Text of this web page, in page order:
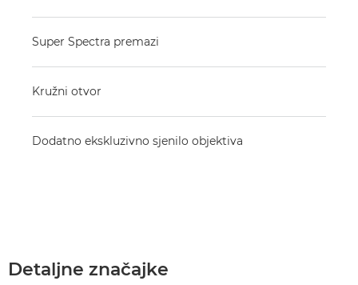
Super Spectra premazi
Kružni otvor
Dodatno ekskluzivno sjenilo objektiva
Detaljne značajke